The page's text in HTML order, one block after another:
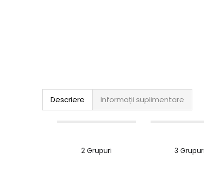
Descriere Informații suplimentare
2 Grupuri 3 Grupuri